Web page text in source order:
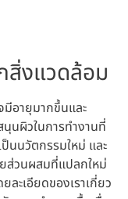
สิ่งแวดล้อม
อายุมากขึ้นและ
นผิวในการทำงานที่
นนวัตกรรมใหม่ และ
ส่วนผสมที่แปลกใหม่
ละเอียดของเราเกี่ยว